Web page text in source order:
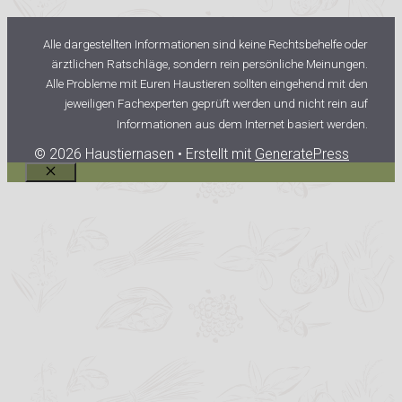
Alle dargestellten Informationen sind keine Rechtsbehelfe oder
ärztlichen Ratschläge, sondern rein persönliche Meinungen.
Alle Probleme mit Euren Haustieren sollten eingehend mit den
jeweiligen Fachexperten geprüft werden und nicht rein auf
Informationen aus dem Internet basiert werden.
© 2026 Haustiernasen • Erstellt mit GeneratePress
Schließen